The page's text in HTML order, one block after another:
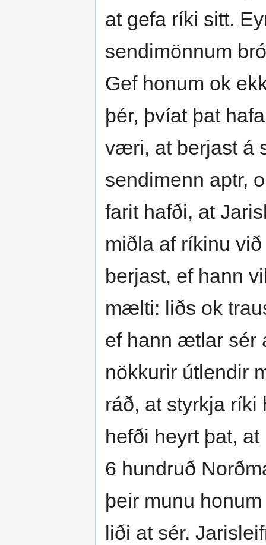
at gefa ríki sitt.
sendimönnum
Gef honum ok
þér, þvíat þat
væri, at berjast á
sendimenn aptr,
farit hafði, at
miðla af ríkinu
berjast, ef hann
mælti: liðs ok
ef hann ætlar sér
nökkurir útlendir
ráð, at styrkja ríki
hefði heyrt þat,
6 hundruð
þeir munu
liði at sér.